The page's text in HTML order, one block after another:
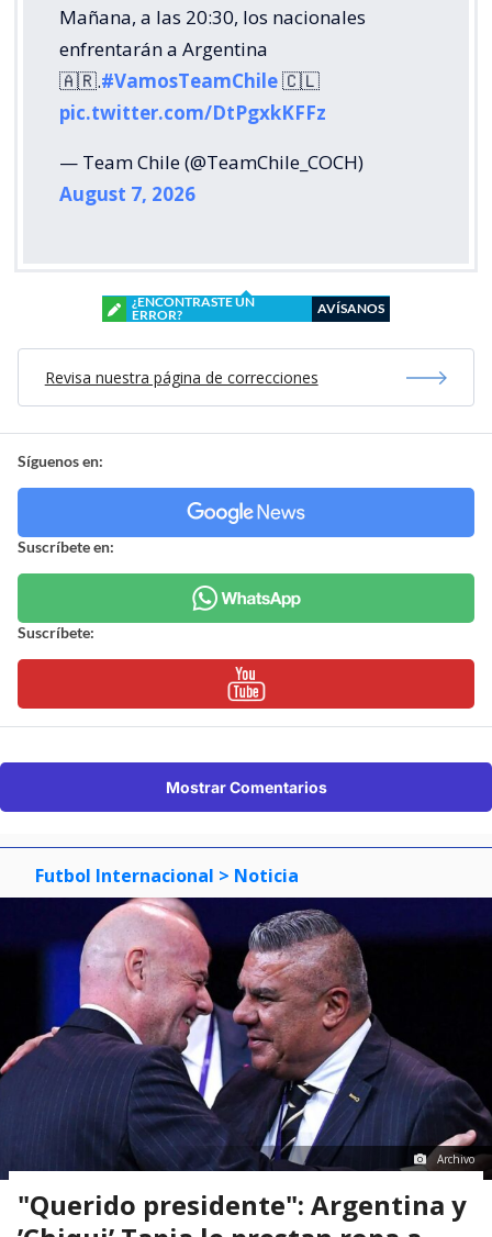
Mañana, a las 20:30, los nacionales
enfrentarán a Argentina
🇦🇷.#VamosTeamChile🇨🇱
pic.twitter.com/DtPgxkKFFz
— Team Chile (@TeamChile_COCH)
August 7, 2026
¿ENCONTRASTE UN
ERROR?
AVÍSANOS
Revisa nuestra página de correcciones
Síguenos en:
Suscríbete en:
Suscríbete:
Mostrar Comentarios
Futbol Internacional > Noticia
Archivo
"Querido presidente": Argentina y